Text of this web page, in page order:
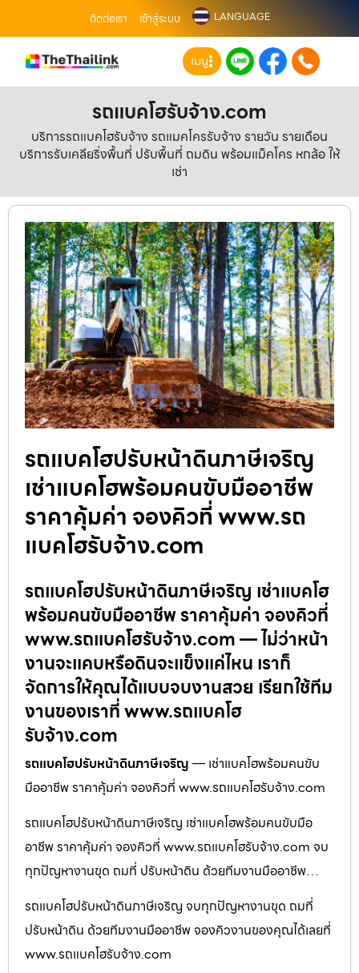
ติดต่อเรา เข้าสู่ระบบ LANGUAGE
เมนู
รถแบคโฮรับจ้าง.com
บริการรถแบคโฮรับจ้าง รถแมคโครรับจ้าง รายวัน รายเดือน
บริการรับเคลียริ่งพื้นที่ ปรับพื้นที่ ถมดิน พร้อมแม็คโคร หกล้อ ให้
เช่า
รถแบคโฮปรับหน้าดินภาษีเจริญ
เช่าแบคโฮพร้อมคนขับมืออาชีพ
ราคาคุ้มค่า จองคิวที่ www.รถ
แบคโฮรับจ้าง.com
รถแบคโฮปรับหน้าดินภาษีเจริญ เช่าแบคโฮ
พร้อมคนขับมืออาชีพ ราคาคุ้มค่า จองคิวที่
www.รถแบคโฮรับจ้าง.com — ไม่ว่าหน้า
งานจะแคบหรือดินจะแข็งแค่ไหน เราก็
จัดการให้คุณได้แบบจบงานสวย เรียกใช้ทีม
งานของเราที่ www.รถแบคโฮ
รับจ้าง.com
รถแบคโฮปรับหน้าดินภาษีเจริญ — เช่าแบคโฮพร้อมคนขับ
มืออาชีพ ราคาคุ้มค่า จองคิวที่ www.รถแบคโฮรับจ้าง.com
รถแบคโฮปรับหน้าดินภาษีเจริญ เช่าแบคโฮพร้อมคนขับมือ
อาชีพ ราคาคุ้มค่า จองคิวที่ www.รถแบคโฮรับจ้าง.com จบ
ทุกปัญหางานขุด ถมที่ ปรับหน้าดิน ด้วยทีมงานมืออาชีพ…
รถแบคโฮปรับหน้าดินภาษีเจริญ จบทุกปัญหางานขุด ถมที่
ปรับหน้าดิน ด้วยทีมงานมืออาชีพ จองคิวงานของคุณได้เลยที่
www.รถแบคโฮรับจ้าง.com